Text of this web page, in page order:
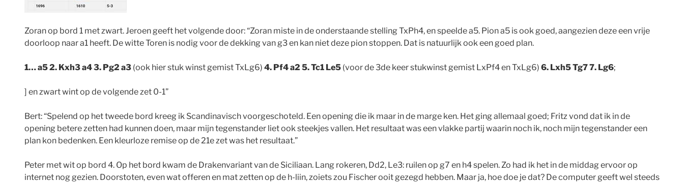
Zoran op bord 1 met zwart. Jeroen geeft het volgende door: “Zoran miste in de onderstaande stelling TxPh4, en speelde a5. Pion a5 is ook goed, aangezien deze een vrije
doorloop naar a1 heeft. De witte Toren is nodig voor de dekking van g3 en kan niet deze pion stoppen. Dat is natuurlijk ook een goed plan.
1… a5 2. Kxh3 a4 3. Pg2 a3 (ook hier stuk winst gemist TxLg6) 4. Pf4 a2 5. Tc1 Le5 (voor de 3de keer stukwinst gemist LxPf4 en TxLg6) 6. Lxh5 Tg7 7. Lg6;
] en zwart wint op de volgende zet 0-1”
Bert: “Spelend op het tweede bord kreeg ik Scandinavisch voorgeschoteld. Een opening die ik maar in de marge ken. Het ging allemaal goed; Fritz vond dat ik in de
opening betere zetten had kunnen doen, maar mijn tegenstander liet ook steekjes vallen. Het resultaat was een vlakke partij waarin noch ik, noch mijn tegenstander een
plan kon bedenken. Een kleurloze remise op de 21e zet was het resultaat.”
Peter met wit op bord 4. Op het bord kwam de Drakenvariant van de Siciliaan. Lang rokeren, Dd2, Le3: ruilen op g7 en h4 spelen. Zo had ik het in de middag ervoor op
internet nog gezien. Doorstoten, even wat offeren en mat zetten op de h-liin, zoiets zou Fischer ooit gezegd hebben. Maar ja, hoe doe je dat? De computer geeft wel steeds